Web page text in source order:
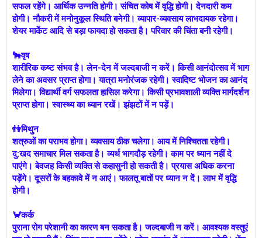
सफल रहेंगे। आर्थिक उन्नति होगी। संचित कोष में वृद्धि होगी। देनदारी कम
होगी। नौकरी में मनोनुकूल स्थिति बनेगी। व्यापार-व्यवसाय लाभदायक रहेगा।
शेयर मार्केट आदि से बड़ा फायदा हो सकता है। परिवार की चिंता बनी रहेगी।
🐂वृष
शारीरिक कष्ट संभव है। लेन-देन में जल्दबाजी न करें। किसी आनंदोत्सव में भाग
लेने का अवसर प्राप्त होगा। यात्रा मनोरंजक रहेगी। स्वादिष्ट भोजन का आनंद
मिलेगा। विद्यार्थी वर्ग सफलता हासिल करेगा। किसी प्रभावशाली व्यक्ति मार्गदर्शन
प्राप्त होगा। स्वास्थ्य का ध्यान रखें। झंझटों में न पड़ें।
👫मिथुन
शत्रुओं का पराभव होगा। व्यवसाय ठीक चलेगा। आय में निश्चितता रहेगी।
दु:खद समाचार मिल सकता है। व्यर्थ भागदौड़ रहेगी। काम पर ध्यान नहीं दे
पाएंगे। बेवजह किसी व्यक्ति से कहासुनी हो सकती है। प्रयास अधिक करना
पड़ेंगे। दूसरों के बहकावे में न आएं। फालतू बातों पर ध्यान न दें। लाभ में वृद्धि
होगी।
🦀कर्क
पुराना रोग परेशानी का कारण बन सकता है। जल्दबाजी न करें। आवश्यक वस्तुएं